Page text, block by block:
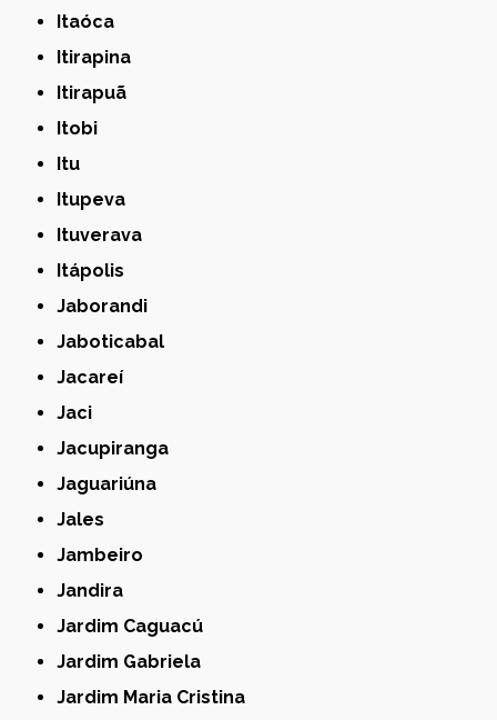
Itaóca
Itirapina
Itirapuã
Itobi
Itu
Itupeva
Ituverava
Itápolis
Jaborandi
Jaboticabal
Jacareí
Jaci
Jacupiranga
Jaguariúna
Jales
Jambeiro
Jandira
Jardim Caguacú
Jardim Gabriela
Jardim Maria Cristina